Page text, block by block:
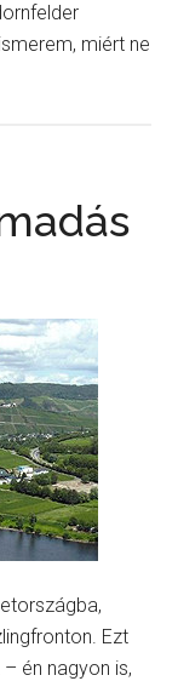
miért ne
Ezt
én nagyon is,